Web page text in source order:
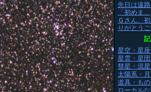
先日は遠路
「初めま...
Ｇさん、
りがとう
星空・星
星雲・星
彗星・流
太陽系・
道具・も
ローカル